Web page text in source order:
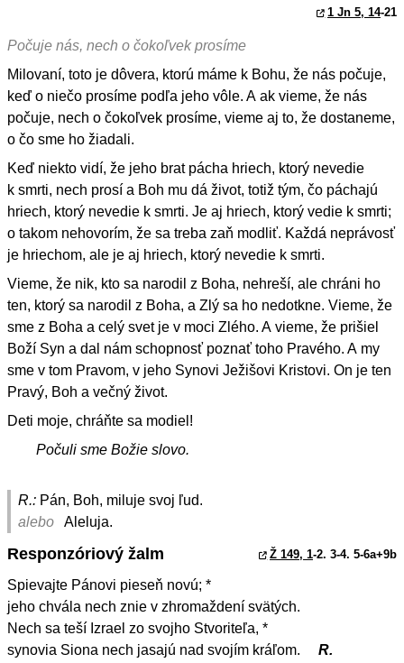
1 Jn 5, 14-21
Počuje nás, nech o čokoľvek prosíme
Milovaní, toto je dôvera, ktorú máme k Bohu, že nás počuje,
keď o niečo prosíme podľa jeho vôle. A ak vieme, že nás
počuje, nech o čokoľvek prosíme, vieme aj to, že dostaneme,
o čo sme ho žiadali.
Keď niekto vidí, že jeho brat pácha hriech, ktorý nevedie
k smrti, nech prosí a Boh mu dá život, totiž tým, čo páchajú
hriech, ktorý nevedie k smrti. Je aj hriech, ktorý vedie k smrti;
o takom nehovorím, že sa treba zaň modliť. Každá neprávosť
je hriechom, ale je aj hriech, ktorý nevedie k smrti.
Vieme, že nik, kto sa narodil z Boha, nehreší, ale chráni ho
ten, ktorý sa narodil z Boha, a Zlý sa ho nedotkne. Vieme, že
sme z Boha a celý svet je v moci Zlého. A vieme, že prišiel
Boží Syn a dal nám schopnosť poznať toho Pravého. A my
sme v tom Pravom, v jeho Synovi Ježišovi Kristovi. On je ten
Pravý, Boh a večný život.
Deti moje, chráňte sa modiel!
Počuli sme Božie slovo.
R.: Pán, Boh, miluje svoj ľud.
alebo
Aleluja.
Responzóriový žalm Ž 149, 1-2. 3-4. 5-6a+9b
Spievajte Pánovi pieseň novú; *
jeho chvála nech znie v zhromaždení svätých.
Nech sa teší Izrael zo svojho Stvoriteľa, *
synovia Siona nech jasajú nad svojím kráľom.
R.